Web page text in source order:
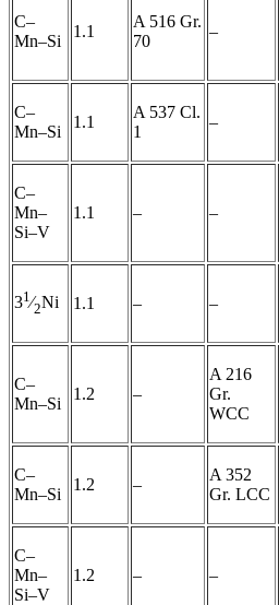
C–
Mn–Si
1.1
A 516 Gr.
70
–
C–
Mn–Si
1.1
A 537 Cl.
1
–
C–
Mn–
Si–V
1.1 – –
31 ⁄2Ni 1.1 – –
C–
Mn–Si
1.2 –
A 216
Gr.
WCC
C–
Mn–Si
1.2 –
A 352
Gr. LCC
C–
Mn–
Si–V
1.2 – –